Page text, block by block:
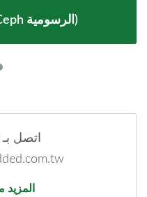
مدير UVS (واجهة Ceph الرسومية)
اتصل بـ Ambedded
المزيد